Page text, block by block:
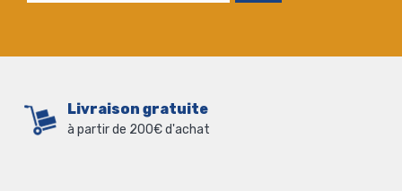
Livraison gratuite
à partir de 200€ d'achat